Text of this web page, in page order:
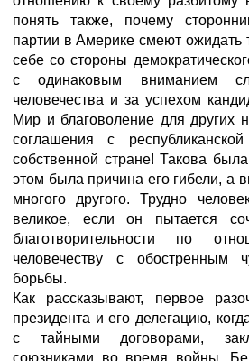
понять также, почему
партии в Америке смеют ожидать
себе со стороны
с одинаковым вниманием
человечества и за успехом
Мир и благоволение для других
соглашения с
собственной стране! Такова
этом была причина его гибели, а
многого другого. Трудно
великое, если он пытается
благотворительности по
человечеству с обостренным
борьбы.
Как рассказывают, первое
президента и его делегацию,
с тайными договорами,
союзниками во время войны.